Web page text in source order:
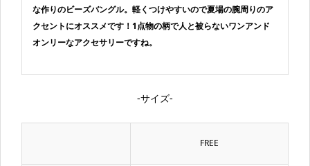
な作りのビーズバングル。軽くつけやすいので夏場の腕周りのア
クセントにオススメです！1点物の柄で人と被らないワンアンド
オンリーなアクセサリーですね。
-サイズ-
FREE